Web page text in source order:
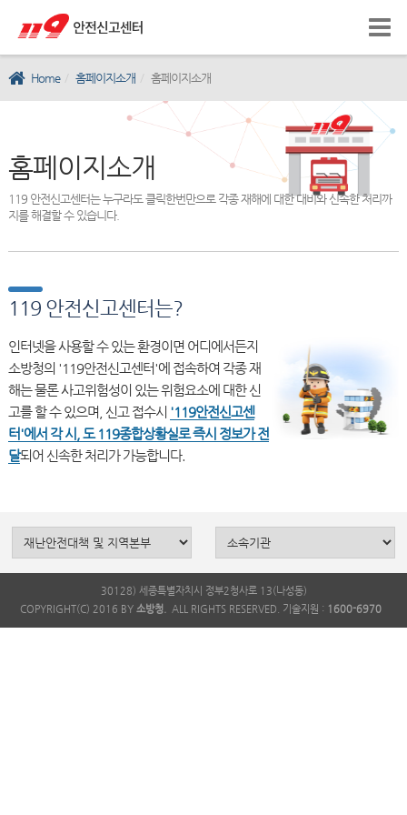
Home 홈페이지소개 홈페이지소개
홈페이지소개
119 안전신고센터는 누구라도 클릭한번만으로 각종 재해에 대한 대비와 신속한 처리까
지를 해결할 수 있습니다.
119 안전신고센터는?
인터넷을 사용할 수 있는 환경이면 어디에서든지
소방청의 '119안전신고센터'에 접속하여 각종 재
해는 물론 사고위험성이 있는 위험요소에 대한 신
고를 할 수 있으며, 신고 접수시 '119안전신고센
터'에서 각 시, 도 119종합상황실로 즉시 정보가 전
달
30128) 세종특별자치시 정부2청사로 13(나성동)
COPYRIGHT(C) 2016 BY 소방청. ALL RIGHTS RESERVED. 기술지원 : 1600-6970